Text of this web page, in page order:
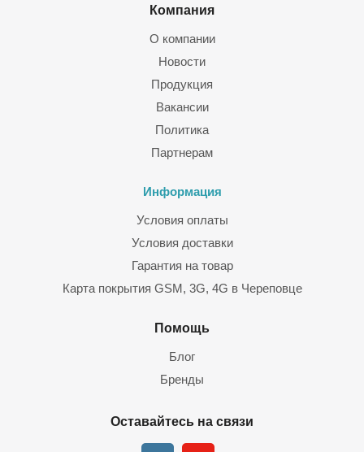
Компания
О компании
Новости
Продукция
Вакансии
Политика
Партнерам
Информация
Условия оплаты
Условия доставки
Гарантия на товар
Карта покрытия GSM, 3G, 4G в Череповце
Помощь
Блог
Бренды
Оставайтесь на связи